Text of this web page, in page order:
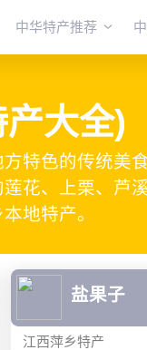
中华特产推荐
大全)
特色的传统美
花、上栗、芦
地特产。
盐果子
江西萍乡特产